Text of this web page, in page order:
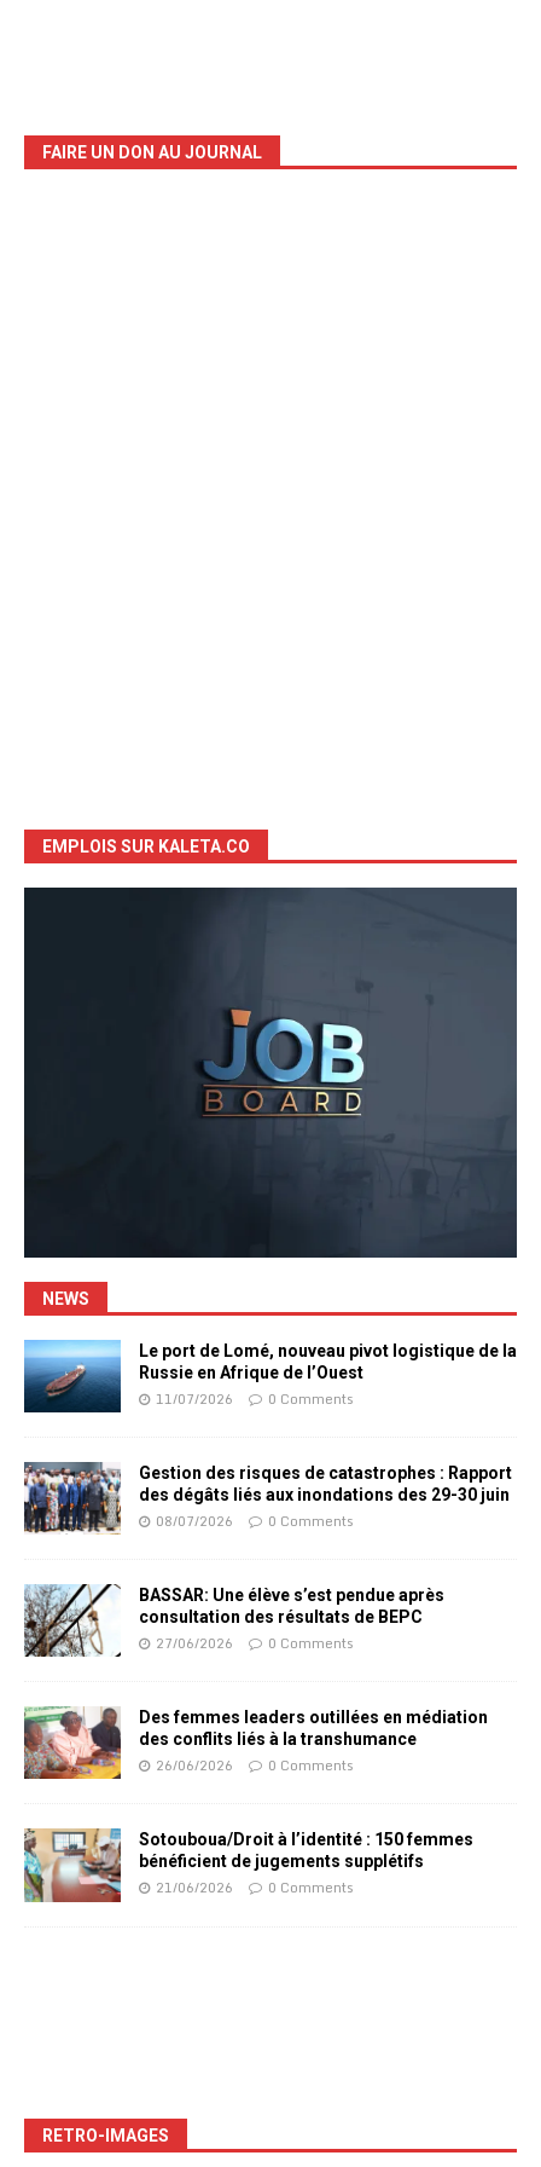
FAIRE UN DON AU JOURNAL
EMPLOIS SUR KALETA.CO
NEWS
Le port de Lomé, nouveau pivot logistique de la
Russie en Afrique de l’Ouest
11/07/2026 0 Comments
Gestion des risques de catastrophes : Rapport
des dégâts liés aux inondations des 29-30 juin
08/07/2026 0 Comments
BASSAR: Une élève s’est pendue après
consultation des résultats de BEPC
27/06/2026 0 Comments
Des femmes leaders outillées en médiation
des conflits liés à la transhumance
26/06/2026 0 Comments
Sotouboua/Droit à l’identité : 150 femmes
bénéficient de jugements supplétifs
21/06/2026 0 Comments
RETRO-IMAGES